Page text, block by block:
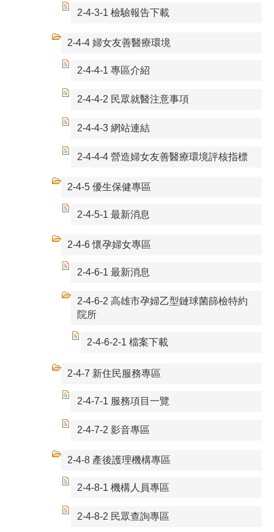
2-4-3-1 檢驗報告下載
2-4-4 婦女友善醫療環境
2-4-4-1 專區介紹
2-4-4-2 民眾就醫注意事項
2-4-4-3 網站連結
2-4-4-4 營造婦女友善醫療環境評核指標
2-4-5 優生保健專區
2-4-5-1 最新消息
2-4-6 懷孕婦女專區
2-4-6-1 最新消息
2-4-6-2 高雄市孕婦乙型鏈球菌篩檢特約
院所
2-4-6-2-1 檔案下載
2-4-7 新住民服務專區
2-4-7-1 服務項目一覽
2-4-7-2 影音專區
2-4-8 產後護理機構專區
2-4-8-1 機構人員專區
2-4-8-2 民眾查詢專區